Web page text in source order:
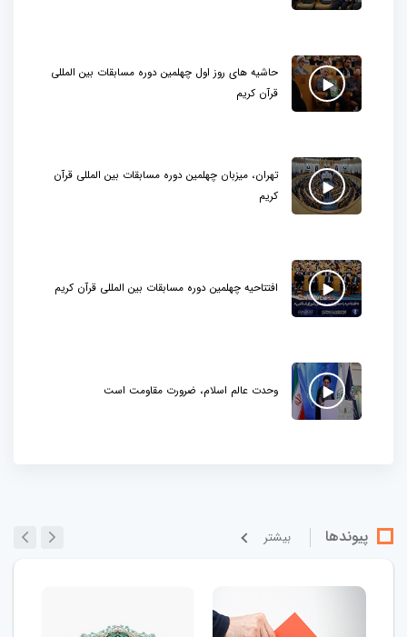
حاشیه های روز اول چهلمین دوره مسابقات بین المللی
قرآن کریم
تهران، میزبان چهلمین دوره مسابقات بین المللی قرآن
کریم
افتتاحیه چهلمین دوره مسابقات بین المللی قرآن کریم
وحدت عالم اسلام، ضرورت مقاومت است
پیوندها بيشتر